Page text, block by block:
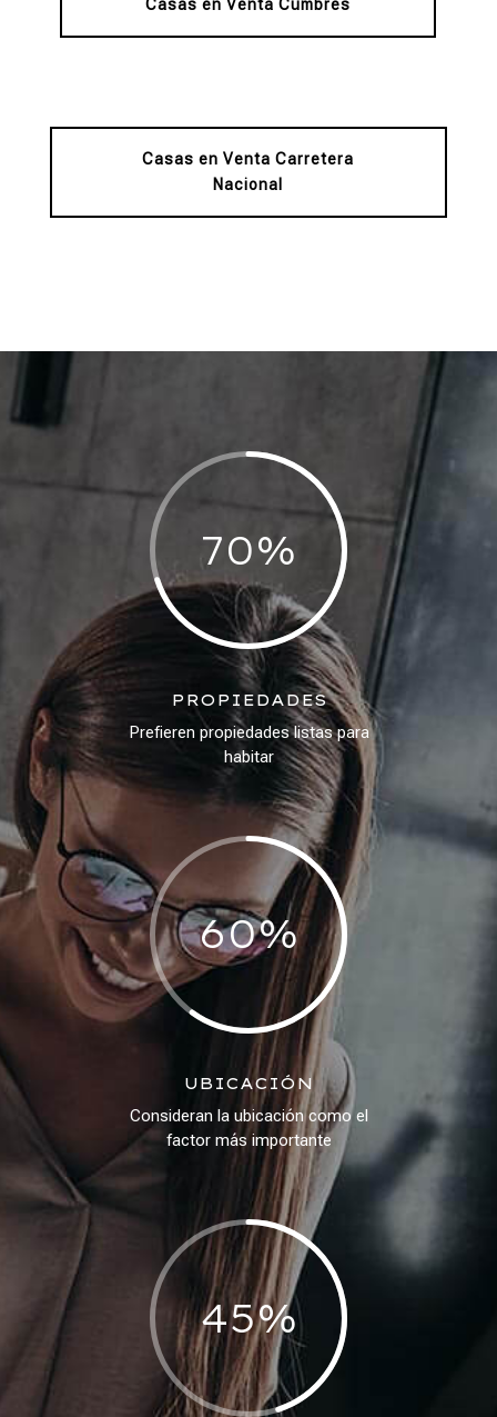
Casas en Venta Cumbres
Casas en Venta Carretera
Nacional
70%
PROPIEDADES
Prefieren propiedades listas para
habitar
60%
UBICACIÓN
Consideran la ubicación como el
factor más importante
45%